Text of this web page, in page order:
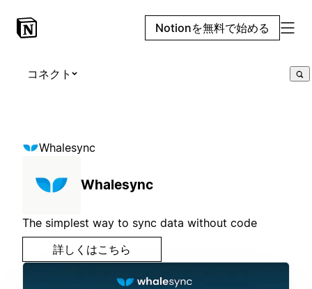
Notionを無料で始める
コネクト
Whalesync
Whalesync
The simplest way to sync data without code
詳しくはこちら